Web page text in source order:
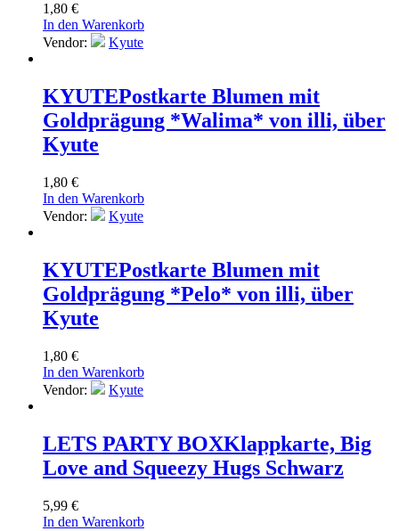
1,80 €
In den Warenkorb
Vendor:
Kyute
KYUTEPostkarte Blumen mit
Goldprägung *Walima* von illi, über
Kyute
1,80 €
In den Warenkorb
Vendor:
Kyute
KYUTEPostkarte Blumen mit
Goldprägung *Pelo* von illi, über
Kyute
1,80 €
In den Warenkorb
Vendor:
Kyute
LETS PARTY BOXKlappkarte, Big
Love and Squeezy Hugs Schwarz
5,99 €
In den Warenkorb